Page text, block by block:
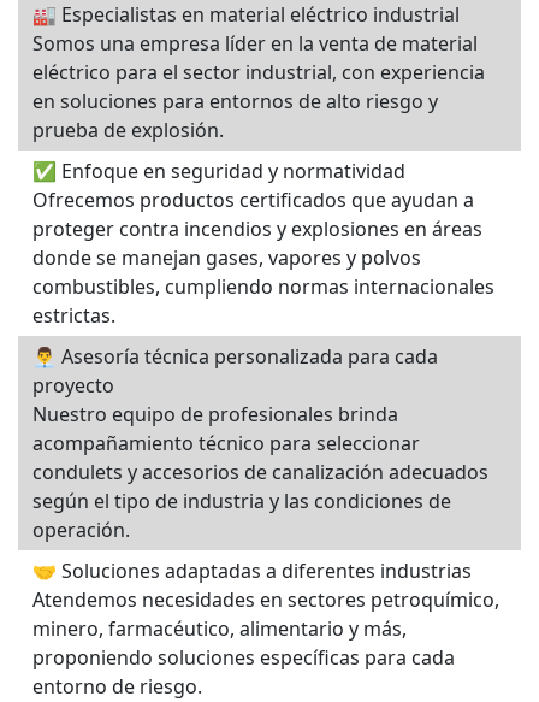
🏭 Especialistas en material eléctrico industrial
Somos una empresa líder en la venta de material
eléctrico para el sector industrial, con experiencia
en soluciones para entornos de alto riesgo y
prueba de explosión.
✅ Enfoque en seguridad y normatividad
Ofrecemos productos certificados que ayudan a
proteger contra incendios y explosiones en áreas
donde se manejan gases, vapores y polvos
combustibles, cumpliendo normas internacionales
estrictas.
👨‍💼 Asesoría técnica personalizada para cada
proyecto
Nuestro equipo de profesionales brinda
acompañamiento técnico para seleccionar
condulets y accesorios de canalización adecuados
según el tipo de industria y las condiciones de
operación.
🤝 Soluciones adaptadas a diferentes industrias
Atendemos necesidades en sectores petroquímico,
minero, farmacéutico, alimentario y más,
proponiendo soluciones específicas para cada
entorno de riesgo.